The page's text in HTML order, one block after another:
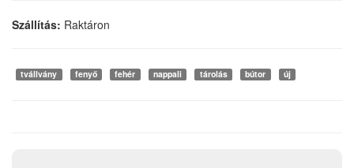
Szállítás: Raktáron
tvállvány fenyő fehér nappali tárolás bútor új